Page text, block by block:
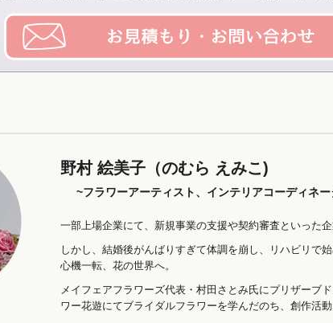
野村 絵美子（のむら えみこ)
~フラワーアーティスト、インテリアコーディネー
一部上場企業にて、新規事業の支援や契約審査といった
しかし、結婚後がんばりすぎて体調を崩し、リハビリで
心機一転、花の世界へ。
メイフェアフラワーズ代表・村田さとみ氏にプリザーブ
ワー花遊にてブライダルフラワーを学んだのち、創作活動